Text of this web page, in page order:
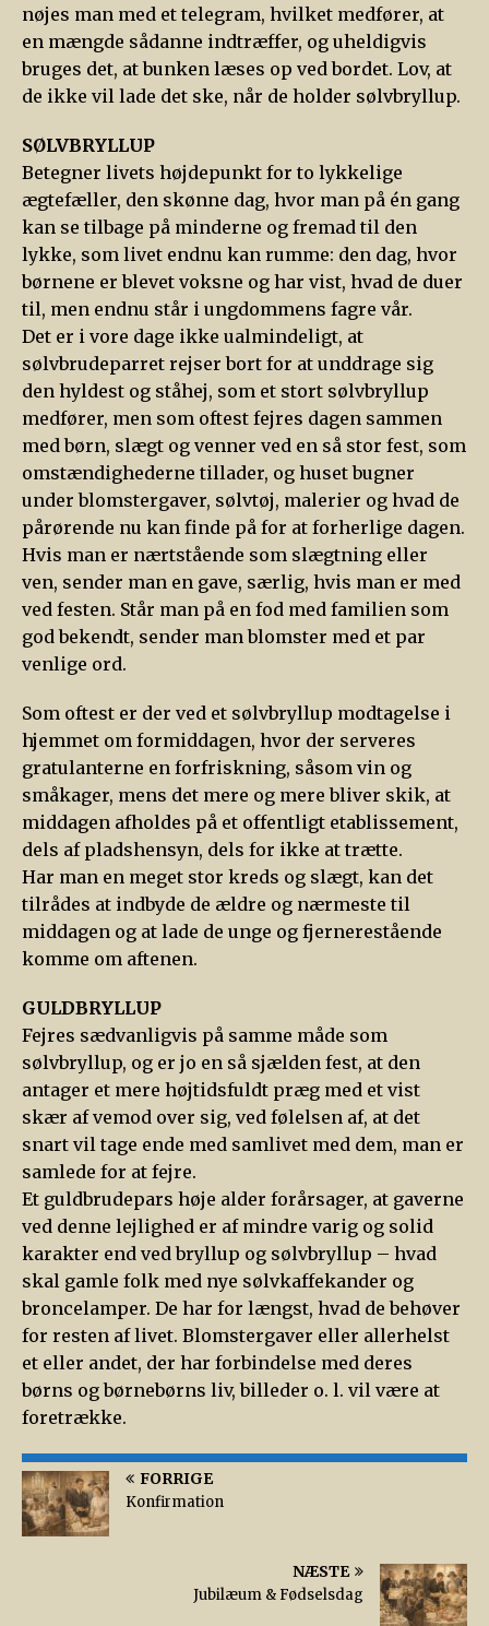
nøjes man med et telegram, hvilket medfører, at
en mængde sådanne indtræffer, og uheldigvis
bruges det, at bunken læses op ved bordet. Lov, at
de ikke vil lade det ske, når de holder sølvbryllup.
SØLVBRYLLUP
Betegner livets højdepunkt for to lykkelige
ægtefæller, den skønne dag, hvor man på én gang
kan se tilbage på minderne og fremad til den
lykke, som livet endnu kan rumme: den dag, hvor
børnene er blevet voksne og har vist, hvad de duer
til, men endnu står i ungdommens fagre vår.
Det er i vore dage ikke ualmindeligt, at
sølvbrudeparret rejser bort for at unddrage sig
den hyldest og ståhej, som et stort sølvbryllup
medfører, men som oftest fejres dagen sammen
med børn, slægt og venner ved en så stor fest, som
omstændighederne tillader, og huset bugner
under blomstergaver, sølvtøj, malerier og hvad de
pårørende nu kan finde på for at forherlige dagen.
Hvis man er nærtstående som slægtning eller
ven, sender man en gave, særlig, hvis man er med
ved festen. Står man på en fod med familien som
god bekendt, sender man blomster med et par
venlige ord.
Som oftest er der ved et sølvbryllup modtagelse i
hjemmet om formiddagen, hvor der serveres
gratulanterne en forfriskning, såsom vin og
småkager, mens det mere og mere bliver skik, at
middagen afholdes på et offentligt etablissement,
dels af pladshensyn, dels for ikke at trætte.
Har man en meget stor kreds og slægt, kan det
tilrådes at indbyde de ældre og nærmeste til
middagen og at lade de unge og fjernerestående
komme om aftenen.
GULDBRYLLUP
Fejres sædvanligvis på samme måde som
sølvbryllup, og er jo en så sjælden fest, at den
antager et mere højtidsfuldt præg med et vist
skær af vemod over sig, ved følelsen af, at det
snart vil tage ende med samlivet med dem, man er
samlede for at fejre.
Et guldbrudepars høje alder forårsager, at gaverne
ved denne lejlighed er af mindre varig og solid
karakter end ved bryllup og sølvbryllup – hvad
skal gamle folk med nye sølvkaffekander og
broncelamper. De har for længst, hvad de behøver
for resten af livet. Blomstergaver eller allerhelst
et eller andet, der har forbindelse med deres
børns og børnebørns liv, billeder o. l. vil være at
foretrække.
FORRIGE
Konfirmation
NÆSTE
Jubilæum & Fødselsdag